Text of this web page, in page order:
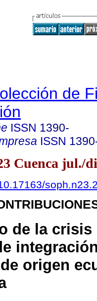
de
ISSN 1390-
ISSN
Cuenca jul./
de la crisis
origen